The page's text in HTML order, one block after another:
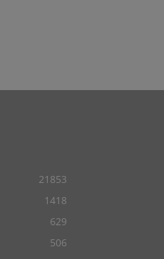
21853
1418
629
506